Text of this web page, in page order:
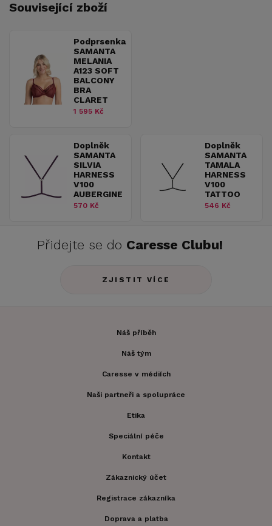
Související zboží
Podprsenka
SAMANTA
MELANIA
A123 SOFT
BALCONY
BRA
CLARET
1 595 Kč
Doplněk
SAMANTA
SILVIA
HARNESS
V100
AUBERGINE
570 Kč
Doplněk
SAMANTA
TAMALA
HARNESS
V100
TATTOO
546 Kč
Přidejte se do Caresse Clubu!
ZJISTIT VÍCE
Náš příběh
Náš tým
Caresse v médiích
Naši partneři a spolupráce
Etika
Speciální péče
Kontakt
Zákaznický účet
Registrace zákazníka
Doprava a platba